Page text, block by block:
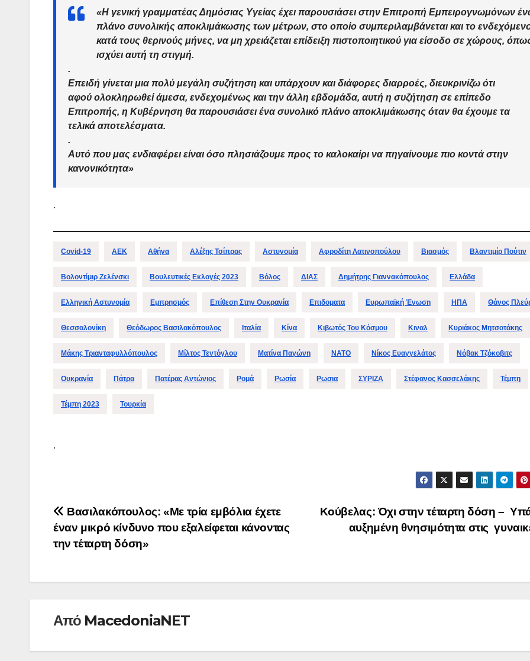
«Η γενική γραμματέας Δημόσιας Υγείας έχει παρουσιάσει στην Επιτροπή Εμπειρογνωμόνων
πλάνο συνολικής αποκλιμάκωσης των μέτρων, στο οποίο συμπεριλαμβάνεται και το
κατά τους θερινούς μήνες, να μη χρειάζεται επίδειξη πιστοποιητικού για είσοδο σε χώρους,
ισχύει αυτή τη στιγμή.
.
Επειδή γίνεται μια πολύ μεγάλη συζήτηση και υπάρχουν και διάφορες διαρροές, διευκρινίζω ότι
αφού ολοκληρωθεί άμεσα, ενδεχομένως και την άλλη εβδομάδα, αυτή η συζήτηση σε επίπεδο
Επιτροπής, η Κυβέρνηση θα παρουσιάσει ένα συνολικό πλάνο αποκλιμάκωσης όταν θα έχουμε τα
τελικά αποτελέσματα.
.
Αυτό που μας ενδιαφέρει είναι όσο πλησιάζουμε προς το καλοκαίρι να πηγαίνουμε πιο κοντά στην
κανονικότητα»
.
Covid-19 ΑΕΚ Αθήνα Αλέξης Τσίπρας Αστυνομία Αφροδίτη Λατινοπούλου Βιασμός Βλαντιμίρ Πούτιν
Βολοντίμιρ Ζελένσκι Βουλευτικές Εκλογές 2023 Βόλος ΔΙΑΣ Δημήτρης Γιαννακόπουλος Ελλάδα
Ελληνική Αστυνομία Εμπρησμός Επίθεση Στην Ουκρανία Επιδοματα Ευρωπαϊκή Ένωση ΗΠΑ Θάνος
Θεσσαλονίκη Θεόδωρος Βασιλακόπουλος Ιταλία Κίνα Κιβωτός Του Κόσμου Κιναλ Κυριάκος Μητσοτάκης
Μάκης Τριανταφυλλόπουλος Μίλτος Τεντόγλου Ματίνα Παγώνη ΝΑΤΟ Νίκος Ευαγγελάτος Νόβακ Τζόκοβιτς
Ουκρανία Πάτρα Πατέρας Αντώνιος Ρομά Ρωσία Ρωσια ΣΥΡΙΖΑ Στέφανος Κασσελάκης Τέμπη
Τέμπη 2023 Τουρκία
.
Πλοήγηση
άρθρων
Κούβελας: Όχι στην τέταρτη δόση –
αυξημένη θνησιμότητα στις
Βασιλακόπουλος: «Με τρία εμβόλια έχετε
έναν μικρό κίνδυνο που εξαλείφεται κάνοντας
την τέταρτη δόση»
Από MacedoniaNET
Ποιοι είναι
πίσω απ τις
MACEDONIANET
Τι Θέση
με
MACEDONIANET